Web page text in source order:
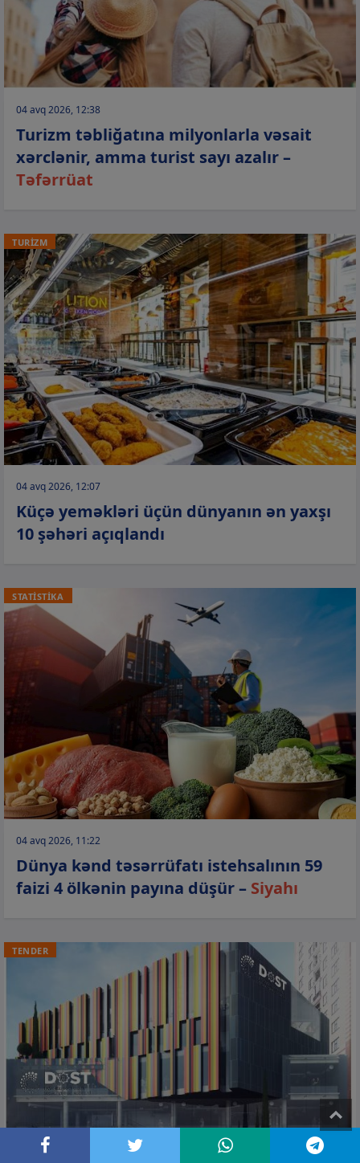
04 avq 2026, 12:38
Turizm təbliğatına milyonlarla vəsait
xərclənir, amma turist sayı azalır –
Təfərrüat
TURİZM
04 avq 2026, 12:07
Küçə yeməkləri üçün dünyanın ən yaxşı
10 şəhəri açıqlandı
STATİSTİKA
04 avq 2026, 11:22
Dünya kənd təsərrüfatı istehsalının 59
faizi 4 ölkənin payına düşür – Siyahı
TENDER